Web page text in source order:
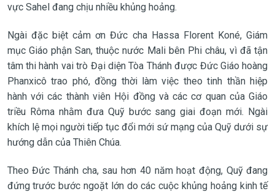
vực Sahel đang chịu nhiều khủng hoảng.
Ngài đặc biệt cảm ơn Đức cha Hassa Florent Koné, Giám
mục Giáo phận San, thuộc nước Mali bên Phi châu, vì đã tận
tâm thi hành vai trò Đại diện Tòa Thánh được Đức Giáo hoàng
Phanxicô trao phó, đồng thời làm việc theo tinh thần hiệp
hành với các thành viên Hội đồng và các cơ quan của Giáo
triều Rôma nhằm đưa Quỹ bước sang giai đoạn mới. Ngài
khích lệ mọi người tiếp tục đổi mới sứ mạng của Quỹ dưới sự
hướng dẫn của Thiên Chúa.
Theo Đức Thánh cha, sau hơn 40 năm hoạt động, Quỹ đang
đứng trước bước ngoặt lớn do các cuộc khủng hoảng kinh tế